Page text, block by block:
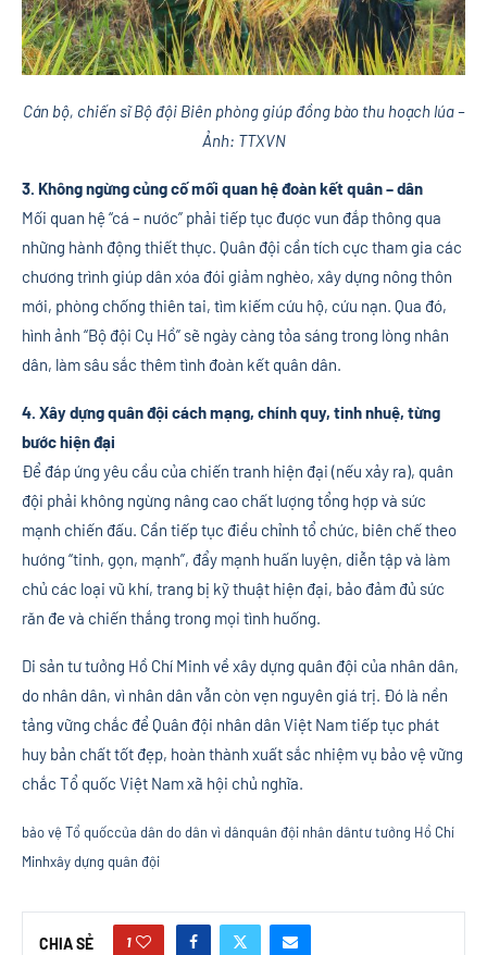
Cán bộ, chiến sĩ Bộ đội Biên phòng giúp đồng bào thu hoạch lúa –
Ảnh: TTXVN
3. Không ngừng củng cố mối quan hệ đoàn kết quân – dân
Mối quan hệ “cá – nước” phải tiếp tục được vun đắp thông qua
những hành động thiết thực. Quân đội cần tích cực tham gia các
chương trình giúp dân xóa đói giảm nghèo, xây dựng nông thôn
mới, phòng chống thiên tai, tìm kiếm cứu hộ, cứu nạn. Qua đó,
hình ảnh “Bộ đội Cụ Hồ” sẽ ngày càng tỏa sáng trong lòng nhân
dân, làm sâu sắc thêm tình đoàn kết quân dân.
4. Xây dựng quân đội cách mạng, chính quy, tinh nhuệ, từng
bước hiện đại
Để đáp ứng yêu cầu của chiến tranh hiện đại (nếu xảy ra), quân
đội phải không ngừng nâng cao chất lượng tổng hợp và sức
mạnh chiến đấu. Cần tiếp tục điều chỉnh tổ chức, biên chế theo
hướng “tinh, gọn, mạnh”, đẩy mạnh huấn luyện, diễn tập và làm
chủ các loại vũ khí, trang bị kỹ thuật hiện đại, bảo đảm đủ sức
răn đe và chiến thắng trong mọi tình huống.
Di sản tư tưởng Hồ Chí Minh về xây dựng quân đội của nhân dân,
do nhân dân, vì nhân dân vẫn còn vẹn nguyên giá trị. Đó là nền
tảng vững chắc để Quân đội nhân dân Việt Nam tiếp tục phát
huy bản chất tốt đẹp, hoàn thành xuất sắc nhiệm vụ bảo vệ vững
chắc Tổ quốc Việt Nam xã hội chủ nghĩa.
bảo vệ Tổ quốccủa dân do dân vì dânquân đội nhân dântư tưởng Hồ Chí
Minhxây dựng quân đội
CHIA SẺ 1